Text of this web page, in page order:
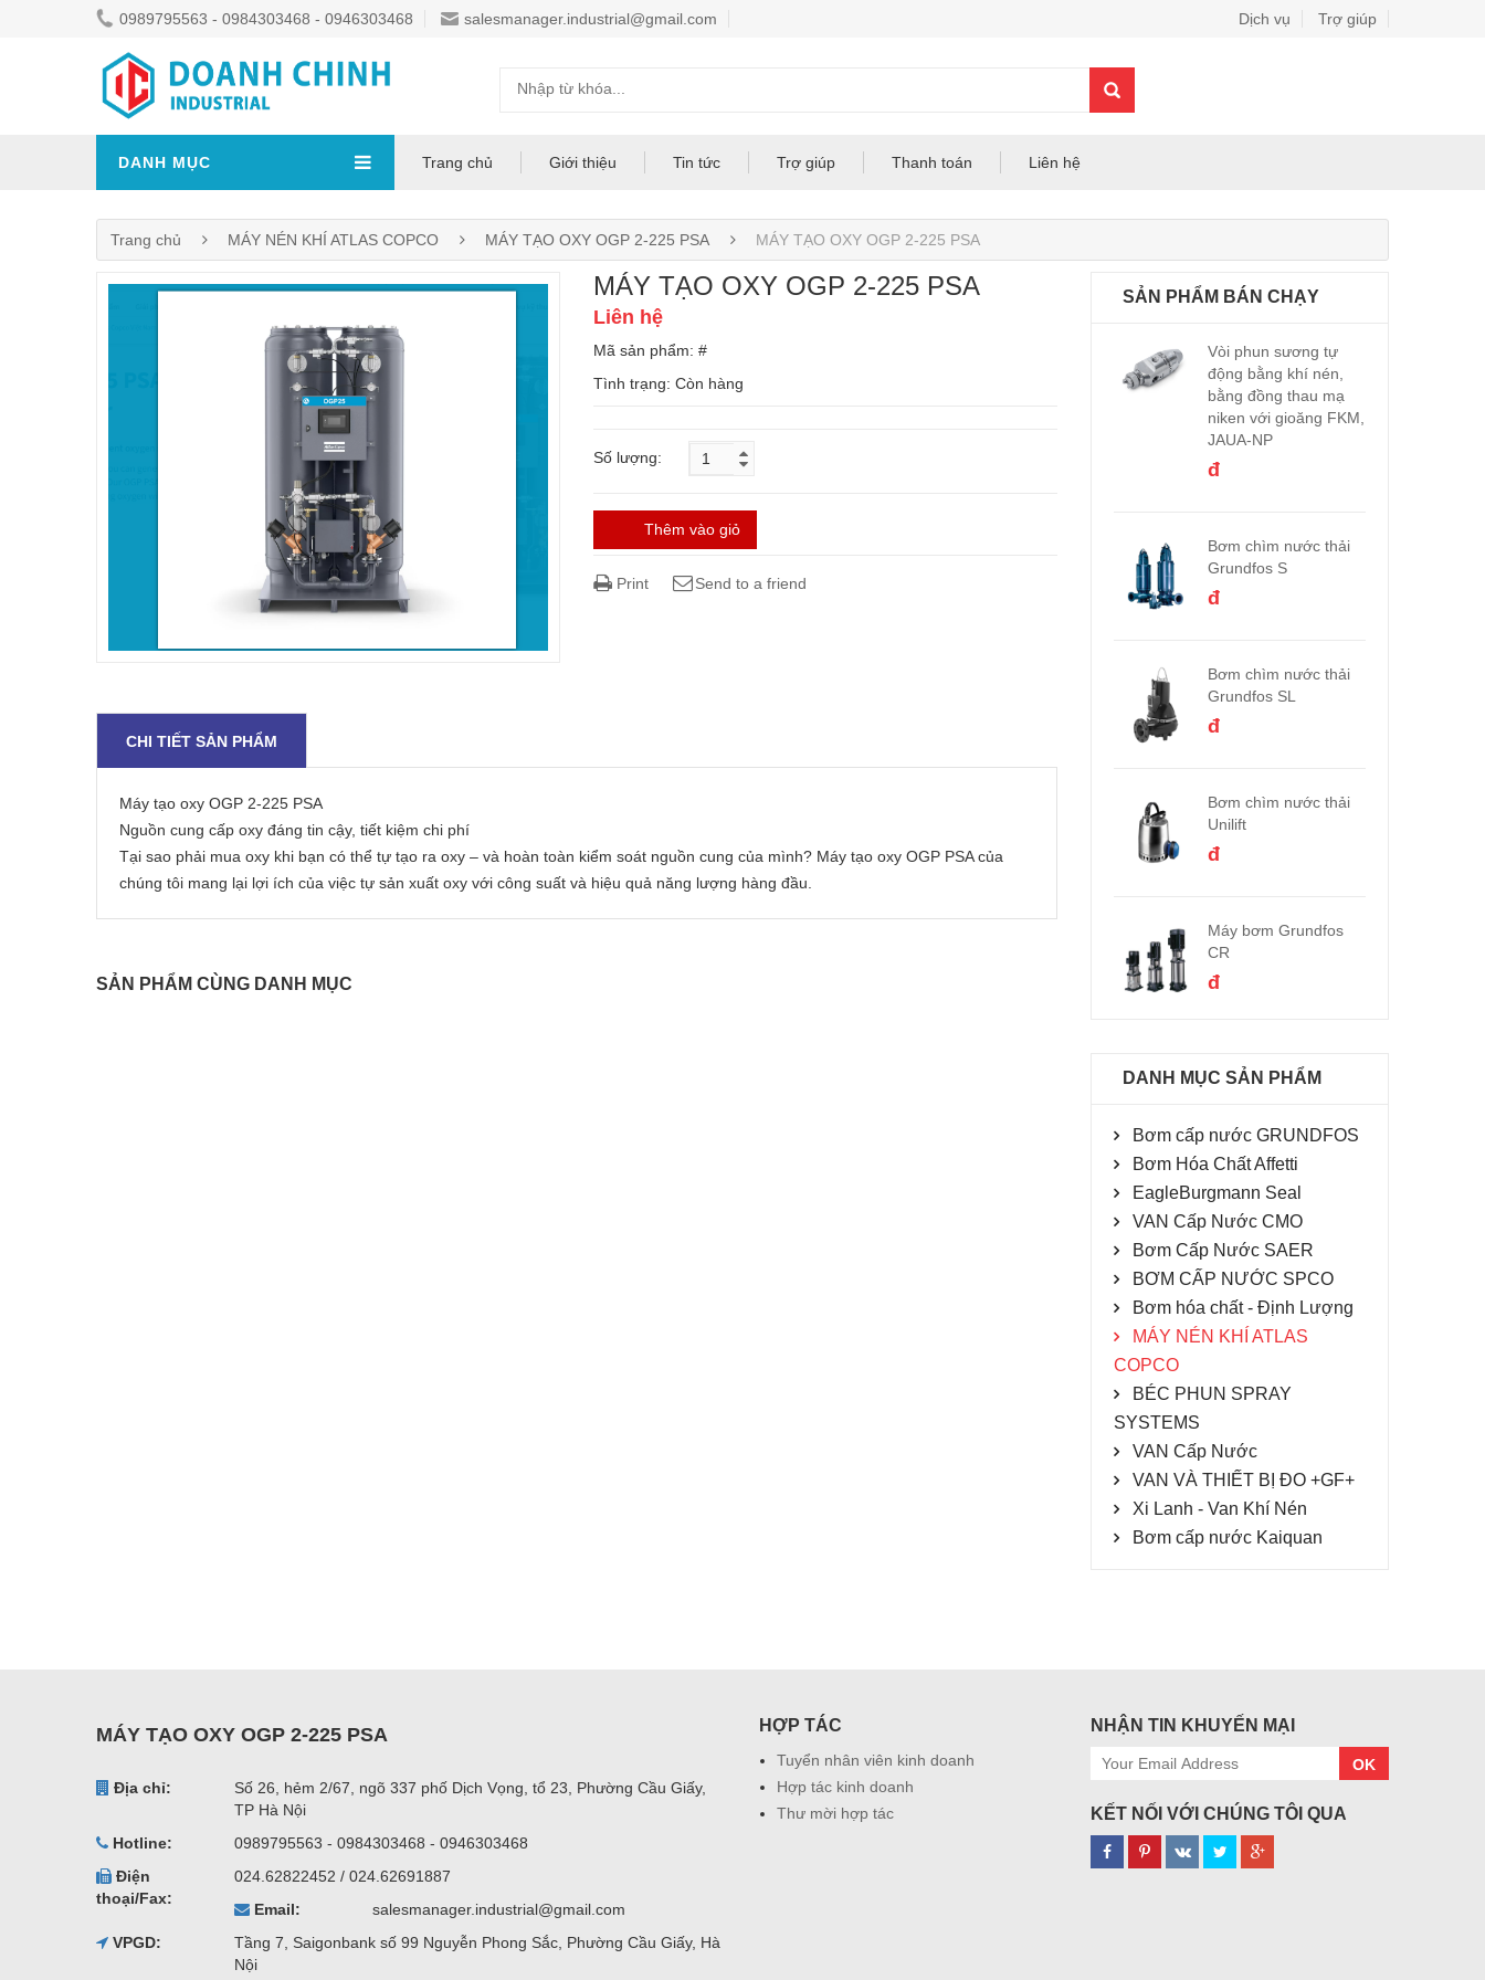
0989795563 - 0984303468 - 0946303468 salesmanager.industrial@gmail.com Dịch vụ Trợ giúp
DANH MỤC Trang chủ Giới thiệu Tin tức Trợ giúp Thanh toán Liên hệ
Trang chủ MÁY NÉN KHÍ ATLAS COPCO MÁY TẠO OXY OGP 2-225 PSA MÁY TẠO OXY OGP 2-225 PSA
SẢN PHẨM BÁN CHẠY
Vòi phun sương tự
động bằng khí nén,
bằng đồng thau mạ
niken với gioăng FKM,
JAUA-NP
đ
Bơm chìm nước thải
Grundfos S
đ
Bơm chìm nước thải
Grundfos SL
đ
Bơm chìm nước thải
Unilift
đ
Máy bơm Grundfos
CR
đ
DANH MỤC SẢN PHẨM
Bơm cấp nước GRUNDFOS
Bơm Hóa Chất Affetti
EagleBurgmann Seal
VAN Cấp Nước CMO
Bơm Cấp Nước SAER
BƠM CẤP NƯỚC SPCO
Bơm hóa chất - Định Lượng
MÁY NÉN KHÍ ATLAS
COPCO
BÉC PHUN SPRAY
SYSTEMS
VAN Cấp Nước
VAN VÀ THIẾT BỊ ĐO +GF+
Xi Lanh - Van Khí Nén
Bơm cấp nước Kaiquan
MÁY TẠO OXY OGP 2-225 PSA
Liên hệ
Mã sản phẩm: #
Tình trạng: Còn hàng
Số lượng:
Thêm vào giỏ
Print Send to a friend
CHI TIẾT SẢN PHẨM
Máy tạo oxy OGP 2-225 PSA
Nguồn cung cấp oxy đáng tin cậy, tiết kiệm chi phí
Tại sao phải mua oxy khi bạn có thể tự tạo ra oxy – và hoàn toàn kiểm soát nguồn cung của mình? Máy tạo oxy OGP PSA của
chúng tôi mang lại lợi ích của việc tự sản xuất oxy với công suất và hiệu quả năng lượng hàng đầu.
SẢN PHẨM CÙNG DANH MỤC
MÁY TẠO OXY OGP 2-225 PSA
Địa chỉ:
Số 26, hẻm 2/67, ngõ 337 phố Dịch Vọng, tổ 23, Phường Cầu Giấy,
TP Hà Nội
Hotline:
0989795563 - 0984303468 - 0946303468
Điện
thoại/Fax:
024.62822452 / 024.62691887
Email:
salesmanager.industrial@gmail.com
VPGD:
Tầng 7, Saigonbank số 99 Nguyễn Phong Sắc, Phường Cầu Giấy, Hà
Nội
HỢP TÁC
Tuyển nhân viên kinh doanh
Hợp tác kinh doanh
Thư mời hợp tác
NHẬN TIN KHUYẾN MẠI
OK
KẾT NỐI VỚI CHÚNG TÔI QUA